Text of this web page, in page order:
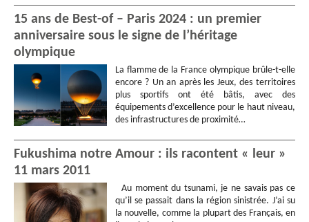
15 ans de Best-of – Paris 2024 : un premier
anniversaire sous le signe de l’héritage
olympique
La flamme de la France olympique brûle-t-elle
encore ? Un an après les Jeux, des territoires
plus sportifs ont été bâtis, avec des
équipements d’excellence pour le haut niveau,
des infrastructures de proximité…
Fukushima notre Amour : ils racontent « leur »
11 mars 2011
Au moment du tsunami, je ne savais pas ce
qu’il se passait dans la région sinistrée. J’ai su
la nouvelle, comme la plupart des Français, en